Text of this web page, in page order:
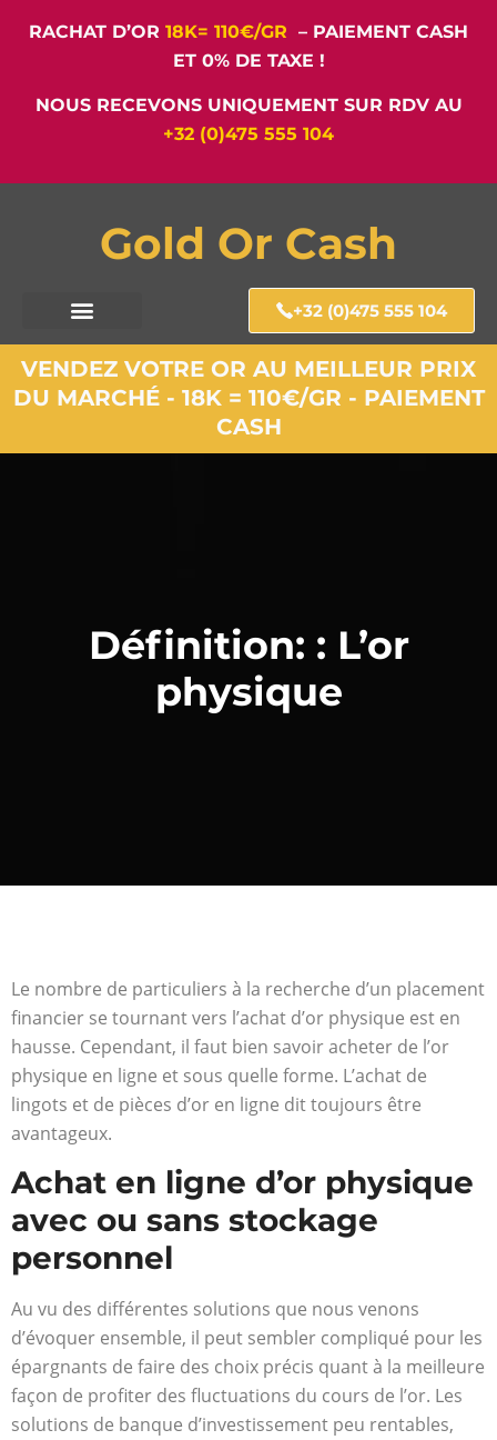
RACHAT D’OR 18K= 110€/GR – PAIEMENT CASH
ET 0% DE TAXE !
NOUS RECEVONS UNIQUEMENT SUR RDV AU
+32 (0)475 555 104
Gold Or Cash
+32 (0)475 555 104
VENDEZ VOTRE OR AU MEILLEUR PRIX
DU MARCHÉ - 18K = 110€/GR - PAIEMENT
CASH
Définition: : L’or
physique
Le nombre de particuliers à la recherche d’un placement
financier se tournant vers l’achat d’or physique est en
hausse. Cependant, il faut bien savoir acheter de l’or
physique en ligne et sous quelle forme. L’achat de
lingots et de pièces d’or en ligne dit toujours être
avantageux.
Achat en ligne d’or physique
avec ou sans stockage
personnel
Au vu des différentes solutions que nous venons
d’évoquer ensemble, il peut sembler compliqué pour les
épargnants de faire des choix précis quant à la meilleure
façon de profiter des fluctuations du cours de l’or. Les
solutions de banque d’investissement peu rentables,